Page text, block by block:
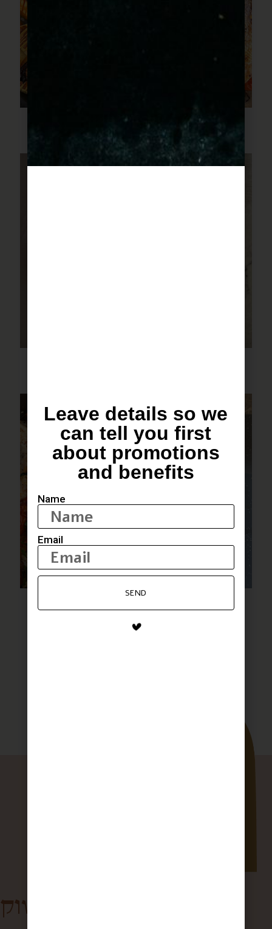
סיר פתיתים עם תבלין של כנרת
קופסא מהשוק
Leave details so we
can tell you first
about promotions
and benefits
Name
Email
SEND